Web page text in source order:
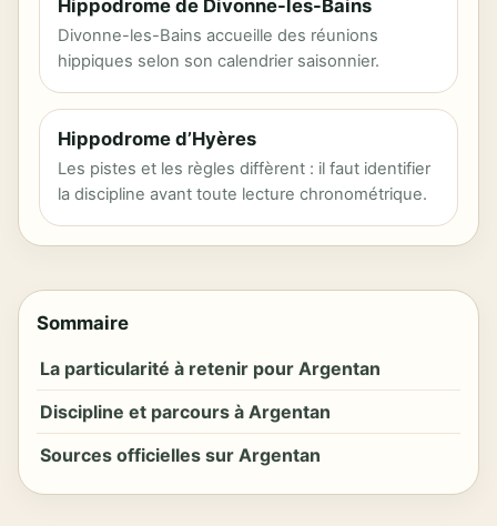
Hippodrome de Divonne-les-Bains
Divonne-les-Bains accueille des réunions
hippiques selon son calendrier saisonnier.
Hippodrome d’Hyères
Les pistes et les règles diffèrent : il faut identifier
la discipline avant toute lecture chronométrique.
Sommaire
La particularité à retenir pour Argentan
Discipline et parcours à Argentan
Sources officielles sur Argentan